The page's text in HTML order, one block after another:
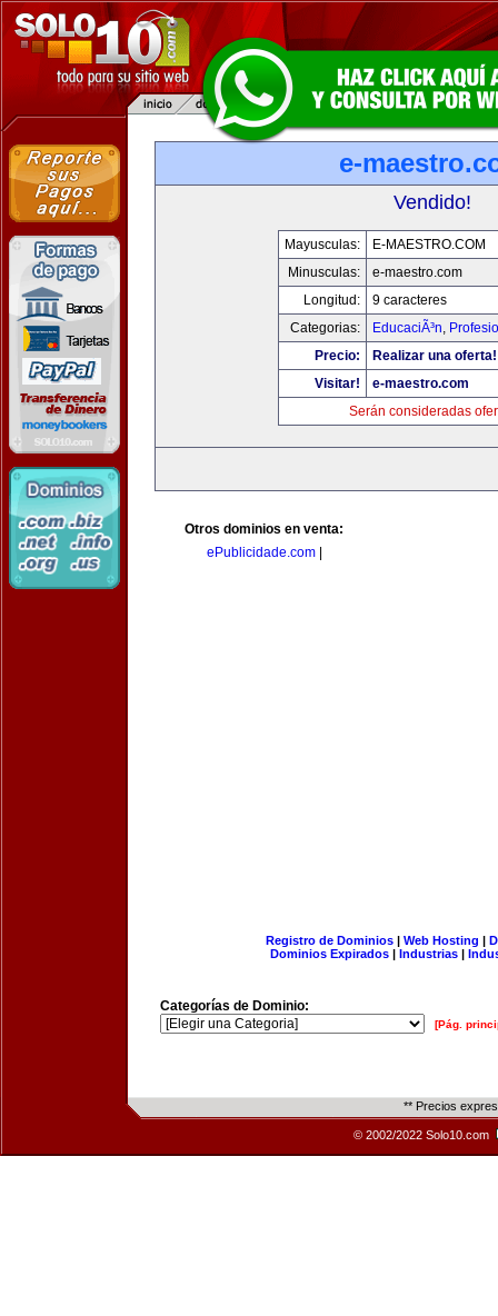
e-
Vendido!
Mayusculas:
E-MAESTRO.COM
Minusculas:
e-maestro.com
Longitud:
9 caracteres
Categorias:
EducaciÃ³n,
Precio:
Realizar una oferta!
Visitar!
e-maestro.com
Serán consideradas
Otros dominios en venta:
ePublicidade.com|
Registro de Dominios| Web Hosting |
Dominios Expirados | Industrias |
Categorías de Dominio:
[Pág.
** Precios
© 2002/2022 Solo10.com